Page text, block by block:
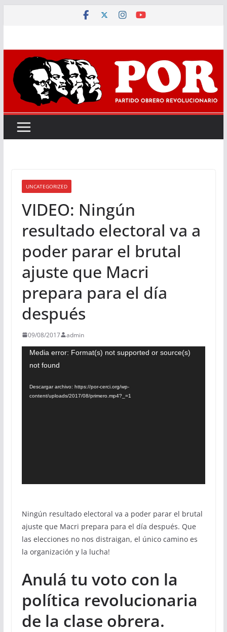
UNCATEGORIZED
VIDEO: Ningún
resultado electoral va a
poder parar el brutal
ajuste que Macri
prepara para el día
después
09/08/2017 admin
Reproductor
de
Media error: Format(s) not supported or source(s)
not found
Descargar archivo: https://por-cerci.org/wp-
content/uploads/2017/08/primero.mp4?_=1
Ningún resultado electoral va a poder parar el brutal
ajuste que Macri prepara para el día después. Que
las elecciones no nos distraigan, el único camino es
la organización y la lucha!
Anulá tu voto con la
política revolucionaria
de la clase obrera.